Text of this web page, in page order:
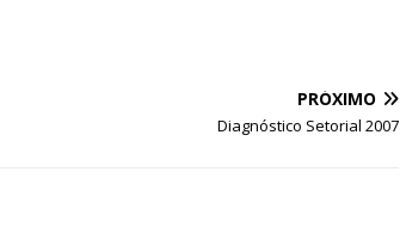
PRÓXIMO
Diagnóstico Setorial 2007